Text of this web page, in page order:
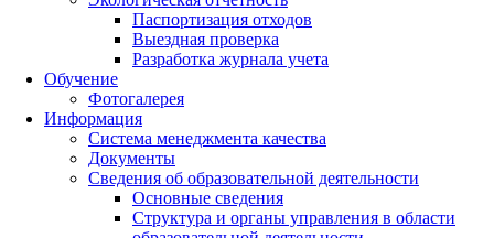
Паспортизация отходов
Выездная проверка
Разработка журнала учета
Обучение
Фотогалерея
Информация
Система менеджмента качества
Документы
Сведения об образовательной деятельности
Основные сведения
Структура и органы управления в области